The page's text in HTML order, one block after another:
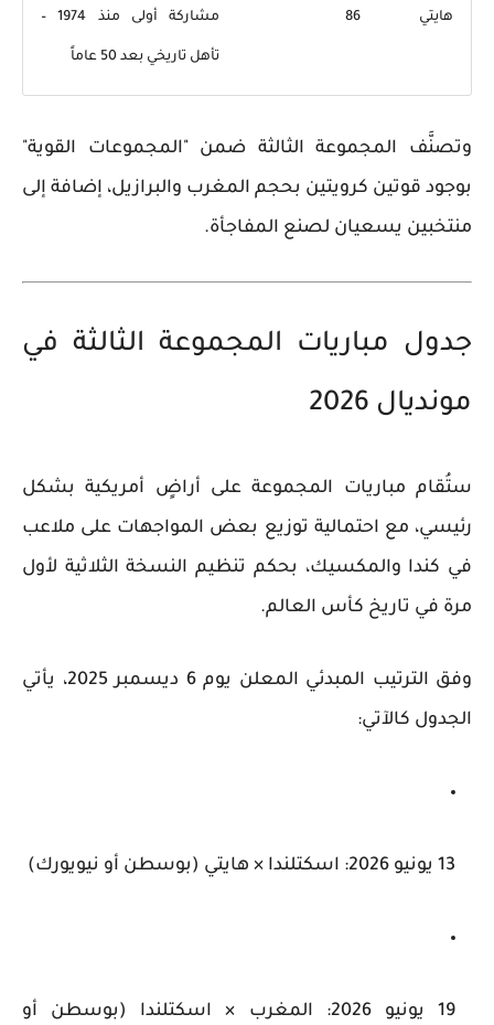
هايتي 86 مشاركة أولى منذ 1974 –
تأهل تاريخي بعد 50 عاماً
وتصنَّف المجموعة الثالثة ضمن "المجموعات القوية"
بوجود قوتين كرويتين بحجم المغرب والبرازيل، إضافة إلى
منتخبين يسعيان لصنع المفاجأة.
جدول مباريات المجموعة الثالثة في
مونديال 2026
ستُقام مباريات المجموعة على أراضٍ أمريكية بشكل
رئيسي، مع احتمالية توزيع بعض المواجهات على ملاعب
في كندا والمكسيك، بحكم تنظيم النسخة الثلاثية لأول
مرة في تاريخ كأس العالم.
وفق الترتيب المبدئي المعلن يوم 6 ديسمبر 2025، يأتي
الجدول كالآتي:
13 يونيو 2026: اسكتلندا × هايتي (بوسطن أو نيويورك)
19 يونيو 2026: المغرب × اسكتلندا (بوسطن أو